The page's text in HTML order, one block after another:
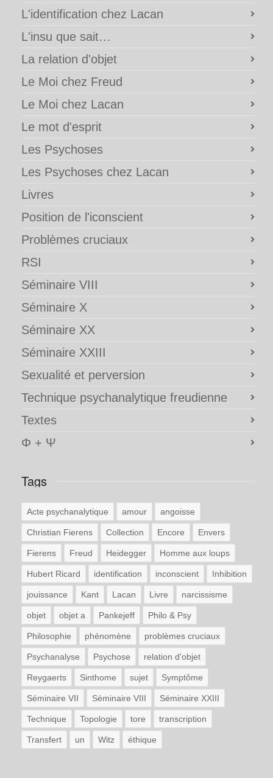
L'identification chez Lacan
L'insu que sait…
La relation d'objet
Le Moi chez Freud
Le Moi chez Lacan
Le mot d'esprit
Les Psychoses
Les Psychoses chez Lacan
Livres
Position de l'iconscient
Problèmes cruciaux
RSI
Séminaire VIII
Séminaire X
Séminaire XX
Séminaire XXIII
Sexualité et perversion
Technique psychanalytique freudienne
Textes
Φ + Ψ
Tags
Acte psychanalytique amour angoisse
Christian Fierens Collection Encore Envers
Fierens Freud Heidegger Homme aux loups
Hubert Ricard identification inconscient Inhibition
jouissance Kant Lacan Livre narcissisme
objet objet a Pankejeff Philo & Psy
Philosophie phénomène problèmes cruciaux
Psychanalyse Psychose relation d'objet
Reygaerts Sinthome sujet Symptôme
Séminaire VII Séminaire VIII Séminaire XXIII
Technique Topologie tore transcription
Transfert un Witz éthique